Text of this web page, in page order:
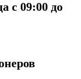
с 09:00 до